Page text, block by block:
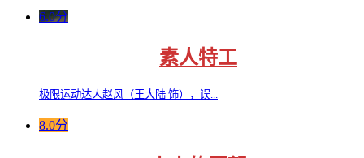
6.0分
素人特工
极限运动达人赵风（王大陆 饰），误...
8.0分